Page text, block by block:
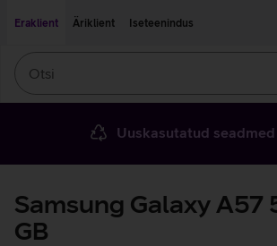
Eraklient
Äriklient Iseteenindus
Uuskasutatud seadmed
Samsung Galaxy A57
GB